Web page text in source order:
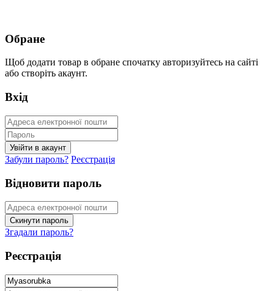
Обране
Щоб додати товар в обране спочатку авторизуйтесь на сайті
або створіть акаунт.
Вхід
Забули пароль? Реєстрація
Відновити пароль
Згадали пароль?
Реєстрація